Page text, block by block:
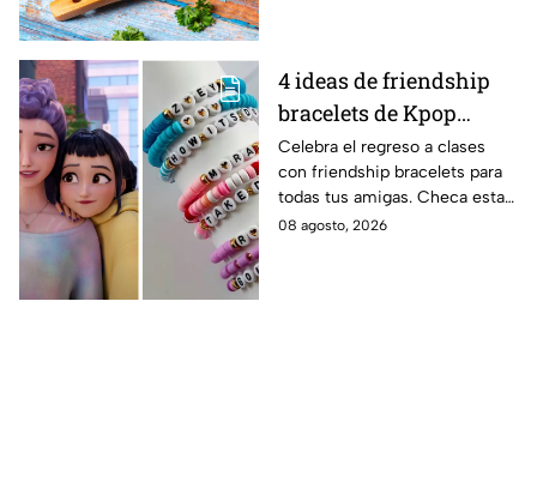
4 ideas de friendship
bracelets de Kpop
Demon Hunters para
intercambiar con tus
mejores amigas este
regreso a clases
Celebra el regreso a clases
con friendship bracelets para
todas tus amigas. Checa estas
4 ideas inspiradas en Kpop
08 agosto, 2026